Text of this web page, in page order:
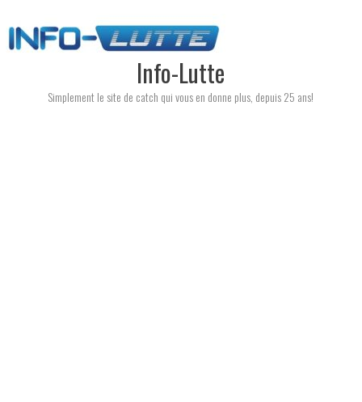
to
content
Info-Lutte
Simplement le site de catch qui vous en donne plus, depuis 25 ans!